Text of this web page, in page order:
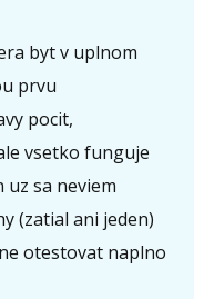
byt v uplnom
prvu
pocit,
vsetko funguje
uz sa neviem
(zatial ani jeden)
otestovat naplno